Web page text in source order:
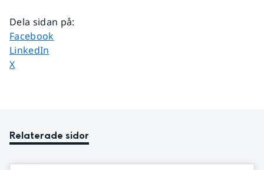
Dela sidan på:
Dela sidan på
Facebook
Dela sidan på
LinkedIn
Dela sidan på
X
Relaterade sidor